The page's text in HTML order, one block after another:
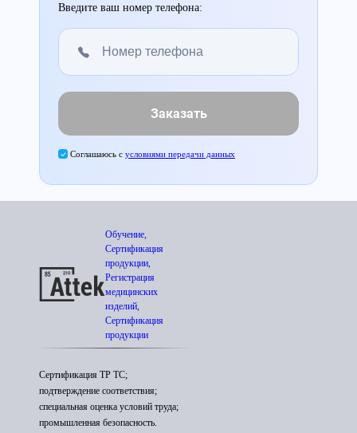
Введите ваш номер телефона:
Заказать
Соглашаюсь с условиями передачи данных
Обучение,
Сертификация
продукции,
Регистрация
медицинских
изделий,
Сертификация
продукции
Сертификация ТР ТС;
подтверждение соответствия;
специальная оценка условий труда;
промышленная безопасность.